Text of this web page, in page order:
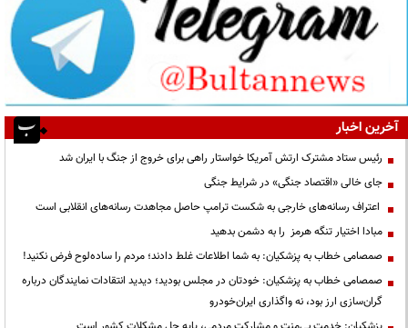
آخرین اخبار
رئیس ستاد مشترک ارتش آمریکا خواستار راهی برای خروج از جنگ با ایران شد
جای خالی «اقتصاد جنگی» در شرایط جنگی
اعتراف رسانه‌های خارجی به شکست ترامپ حاصل مجاهدت رسانه‌های انقلابی است
مبادا اختیار تنگه هرمز را به دشمن بدهید
صمصامی خطاب به پزشکیان: به شما اطلاعات غلط دادند؛ مردم را ساده‌لوح فرض نکنید!
صمصامی خطاب به پزشکیان: خودتان در مجلس بودید؛ دیدید انتقادات نمایندگان درباره
گران‌سازی ارز بود، نه واگذاری ایران‌خودرو